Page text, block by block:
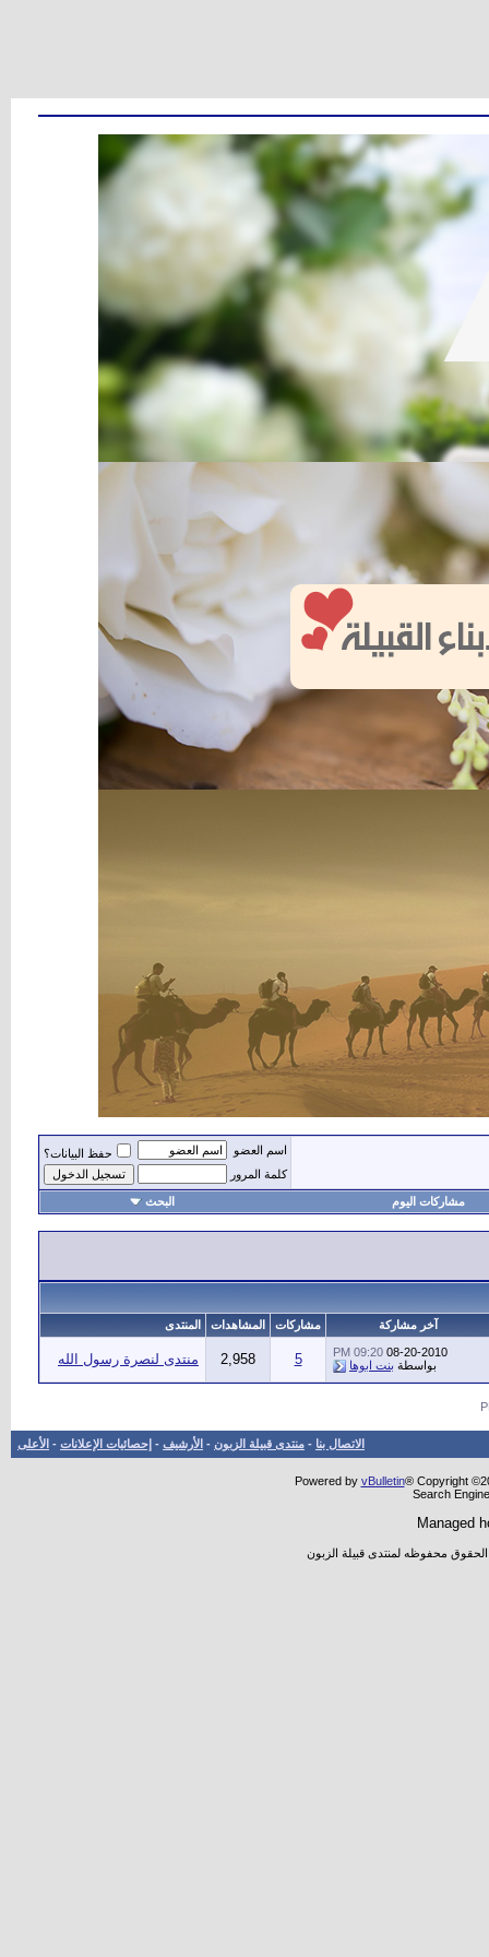
اسم العضو
حفظ البيانات؟
كلمة المرور
مشاركات اليوم البحث
آخر مشاركة مشاركات المشاهدات المنتدى
08-20-2010
09:20 PM
بواسطة بنت ابوها 5
2,958 منتدى لنصرة رسول الله
الاتصال بنا - منتدى قبيلة الزبون - الأرشيف - إحصائيات الإعلانات - الأعلى
Powered by vBulletin® Copyright
Search
Managed
الحقوق محفوظه لمنتدى قبيلة الزبون